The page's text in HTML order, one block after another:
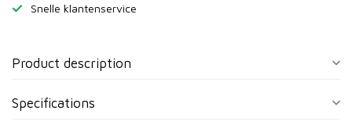
Snelle klantenservice
Product description
Specifications